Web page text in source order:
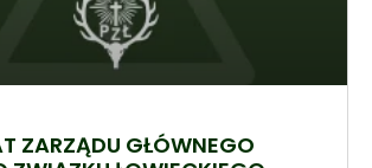
ZARZĄDU GŁÓWNEGO